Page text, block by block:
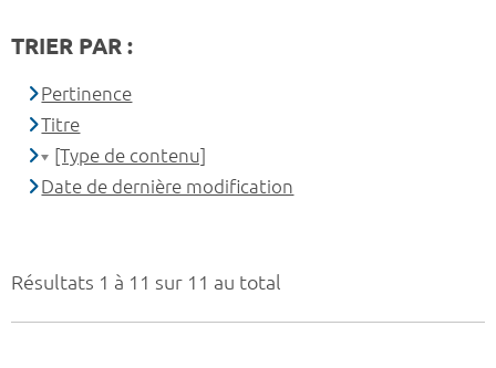
Résultats 1 à 11 sur 11 au total
TRIER PAR :
Pertinence
Titre
[Type de contenu]
Date de dernière modification